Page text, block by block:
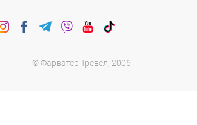
© Фарватер Тревел, 2006